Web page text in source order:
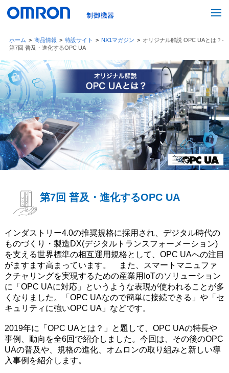
ホーム > 商品情報 > 特設サイト > NX1マガジン > オリジナル解説 OPC UAとは？-
第7回 普及・進化するOPC UA
第7回 普及・進化するOPC UA
インダストリー4.0の推奨規格に採用され、デジタル時代の
ものづくり・製造DX(デジタルトランスフォーメーション)
を支える世界標準の相互運用規格として、OPC UAへの注目
がますます高まっています。 また、スマートマニュファ
クチャリングを実現するための産業用IoTのソリューション
に「OPC UAに対応」というような表現が使われることが多
くなりました。「OPC UAなので簡単に接続できる」や「セ
キュリティに強いOPC UA」などです。
2019年に「OPC UAとは？」と題して、OPC UAの特長や
事例、動向を全6回で紹介しました。今回は、その後のOPC
UAの普及や、規格の進化、オムロンの取り組みと新しい導
入事例を紹介します。